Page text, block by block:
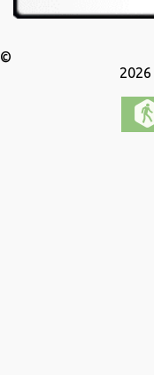
©
2026